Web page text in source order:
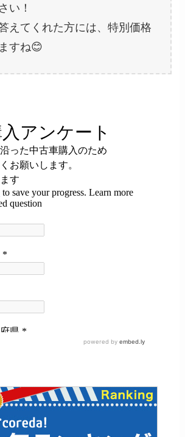
い！
えてくれた方には、特別価格
すね😊